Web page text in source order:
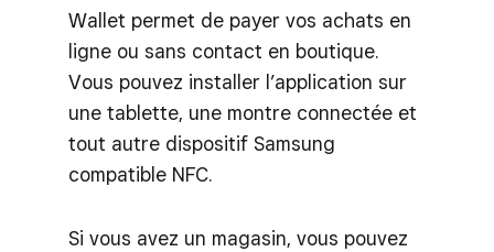
Wallet permet de payer vos achats en
ligne ou sans contact en boutique.
Vous pouvez installer l’application sur
une tablette, une montre connectée et
tout autre dispositif Samsung
compatible NFC.
Si vous avez un magasin, vous pouvez